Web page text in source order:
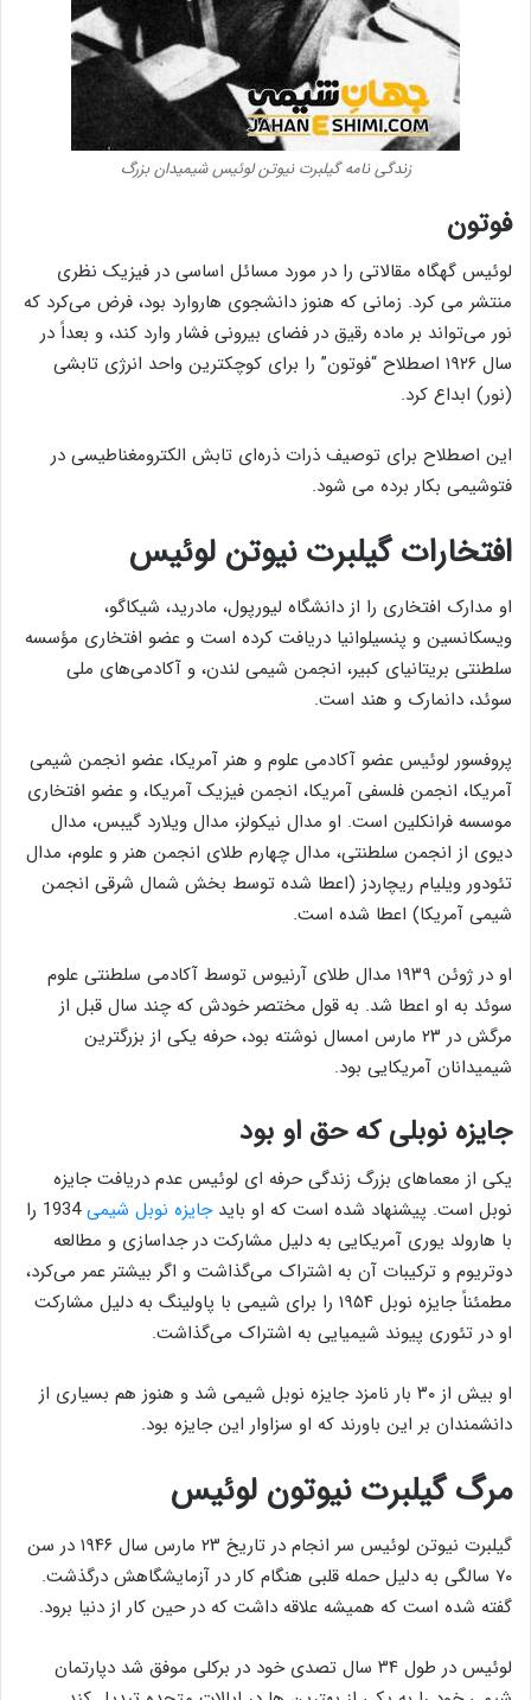
زندگی نامه گیلبرت نیوتن لوئیس شیمیدان بزرگ
فوتون
لوئیس گهگاه مقالاتی را در مورد مسائل اساسی در فیزیک نظری
منتشر می کرد. زمانی که هنوز دانشجوی هاروارد بود، فرض می‌کرد که
نور می‌تواند بر ماده رقیق در فضای بیرونی فشار وارد کند، و بعداً در
سال ۱۹۲۶ اصطلاح “فوتون” را برای کوچکترین واحد انرژی تابشی
(نور) ابداع کرد.
این اصطلاح برای توصیف ذرات ذره‌ای تابش الکترومغناطیسی در
فتوشیمی بکار برده می شود.
افتخارات گیلبرت نیوتن لوئیس
او مدارک افتخاری را از دانشگاه لیورپول، مادرید، شیکاگو،
ویسکانسین و پنسیلوانیا دریافت کرده است و عضو افتخاری مؤسسه
سلطنتی بریتانیای کبیر، انجمن شیمی لندن، و آکادمی‌های ملی
سوئد، دانمارک و هند است.
پروفسور لوئیس عضو آکادمی علوم و هنر آمریکا، عضو انجمن شیمی
آمریکا، انجمن فلسفی آمریکا، انجمن فیزیک آمریکا، و عضو افتخاری
موسسه فرانکلین است. او مدال نیکولز، مدال ویلارد گیبس، مدال
دیوی از انجمن سلطنتی، مدال چهارم طلای انجمن هنر و علوم، مدال
تئودور ویلیام ریچاردز (اعطا شده توسط بخش شمال شرقی انجمن
شیمی آمریکا) اعطا شده است.
او در ژوئن ۱۹۳۹ مدال طلای آرنیوس توسط آکادمی سلطنتی علوم
سوئد به او اعطا شد. به قول مختصر خودش که چند سال قبل از
مرگش در ۲۳ مارس امسال نوشته بود، حرفه یکی از بزرگترین
شیمیدانان آمریکایی بود.
جایزه نوبلی که حق او بود
یکی از معماهای بزرگ زندگی حرفه ای لوئیس عدم دریافت جایزه
نوبل است. پیشنهاد شده است که او بایدجایزه نوبل شیمی
1934 را
با هارولد یوری آمریکایی به دلیل مشارکت در جداسازی و مطالعه
دوتریوم و ترکیبات آن به اشتراک می‌گذاشت و اگر بیشتر عمر می‌کرد،
مطمئناً جایزه نوبل ۱۹۵۴ را برای شیمی با پاولینگ به دلیل مشارکت
او در تئوری پیوند شیمیایی به اشتراک می‌گذاشت.
او بیش از ۳۰ بار نامزد جایزه نوبل شیمی شد و هنوز هم بسیاری از
دانشمندان بر این باورند که او سزاوار این جایزه بود.
مرگ گیلبرت نیوتون لوئیس
گیلبرت نیوتن لوئیس سر انجام در تاریخ ۲۳ مارس سال ۱۹۴۶ در سن
۷۰ سالگی به دلیل حمله قلبی هنگام کار در آزمایشگاهش درگذشت.
گفته شده است که همیشه علاقه داشت که در حین کار از دنیا برود.
لوئیس در طول ۳۴ سال تصدی خود در برکلی موفق شد دپارتمان